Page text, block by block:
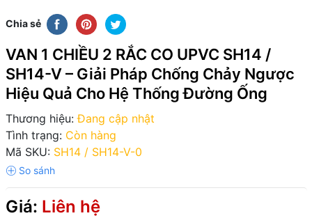
Chia sẻ
VAN 1 CHIỀU 2 RẮC CO UPVC SH14 /
SH14-V – Giải Pháp Chống Chảy Ngược
Hiệu Quả Cho Hệ Thống Đường Ống
Thương hiệu: Đang cập nhật
Tình trạng: Còn hàng
Mã SKU: SH14 / SH14-V-0
Giá: Liên hệ